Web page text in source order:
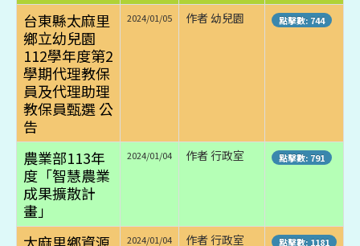
台東縣太麻里
鄉立幼兒園
112學年度第2
學期代理教保
員及代理助理
教保員甄選 公
告
2024/01/05 作者 幼兒園 點擊數: 744
農業部113年
度「智慧農業
成果擴散計
畫」
2024/01/04 作者 行政室 點擊數: 791
2024/01/04 作者 行政室 點擊數: 1181